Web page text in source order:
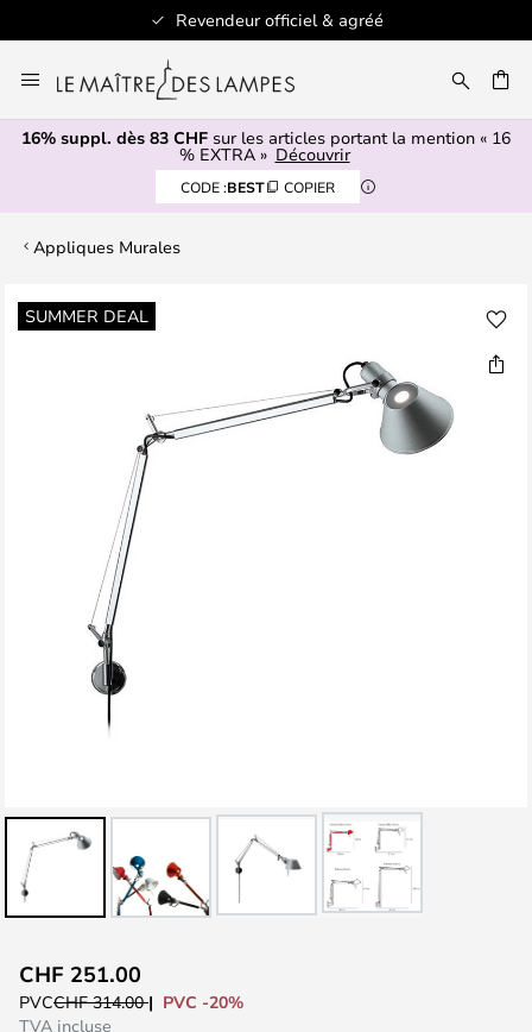
Revendeur officiel & agréé
au
contenu
16% suppl. dès 83 CHF sur les articles portant la mention « 16
% EXTRA » Découvrir
CODE :BEST COPIER
Appliques Murales
SUMMER DEAL
Skip
to
to
the
CHF 251.00
PVCCHF 314.00
PVC -20%
TVA incluse